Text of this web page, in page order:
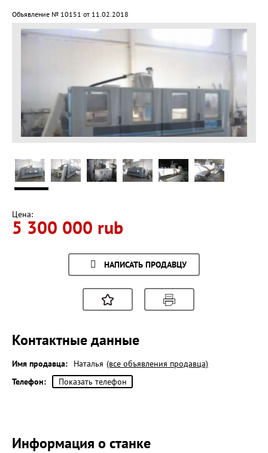
Объявление № 10151 от 11.02.2018
Цена:
5 300 000 rub
НАПИСАТЬ ПРОДАВЦУ
Контактные данные
Имя продавца: Наталья (все объявления продавца)
Телефон:
Показать телефон
Информация о станке